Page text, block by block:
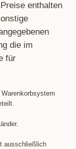
enthalten
die im
für
ausschließlich